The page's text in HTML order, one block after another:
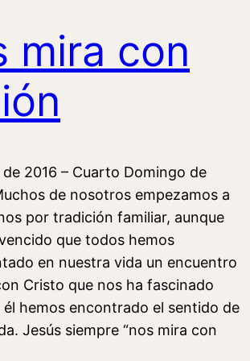
mira con
de 2016 – Cuarto Domingo de
de nosotros empezamos a
por tradición familiar, aunque
que todos hemos
en nuestra vida un encuentro
Cristo que nos ha fascinado
él hemos encontrado el sentido de
Jesús siempre “nos mira con